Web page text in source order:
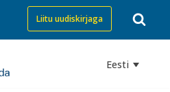
Liitu uudiskirjaga
Eesti